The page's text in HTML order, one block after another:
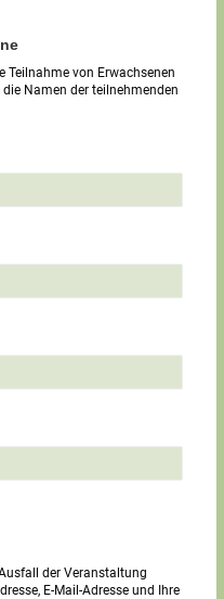
Teilnahme von Erwachsenen
Namen der teilnehmenden
der Veranstaltung
E-Mail-Adresse und Ihre